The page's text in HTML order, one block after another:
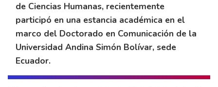
de Ciencias Humanas, recientemente
participó en una estancia académica en el
marco del Doctorado en Comunicación de la
Universidad Andina Simón Bolívar, sede
Ecuador.